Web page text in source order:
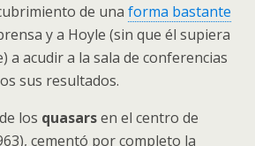
de una forma bastante
y a Hoyle (sin que él supiera
a acudir a la sala de conferencias
sus resultados.
los quasarsen el centro de
cementó por completo la